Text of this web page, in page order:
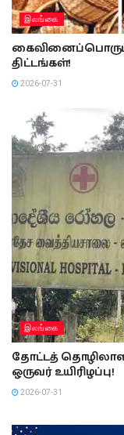
இலங்கை
திட்டங்கள்!
2026-07-31
இலங்கை
தோட்டத்
ஒருவர் உயிரிழப்பு!
2026-07-31